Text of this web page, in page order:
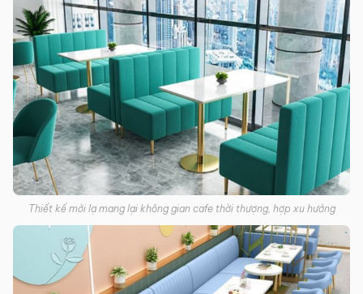
Thiết kế mới lạ mang lại không gian cafe thời thượng, hợp xu hướng